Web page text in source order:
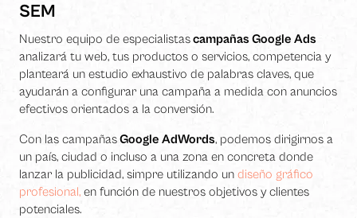
SEM
Nuestro equipo de especialistascampañas Google Ads
analizará tu web, tus productos o servicios, competencia y
planteará un estudio exhaustivo de palabras claves, que
ayudarán a configurar una campaña a medida con anuncios
efectivos orientados a la conversión.
Con las campañasGoogle AdWords, podemos dirigirnos a
un país, ciudad o incluso a una zona en concreta donde
lanzar la publicidad, simpre utilizando un diseño gráfico
profesional, en función de nuestros objetivos y clientes
potenciales.
cookies no
son
opcionales.
Son
necesarias
funcione la
web.